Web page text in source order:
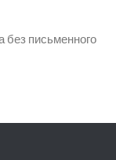
без письменного